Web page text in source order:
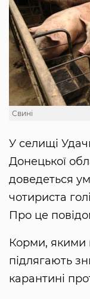
Свині
У селищі
Донецької
доведеться
чотириста
Про це
Корми, якими
підлягають
карантині